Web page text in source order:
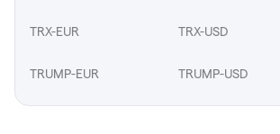
TRX-EUR TRX-USD
TRUMP-EUR TRUMP-USD